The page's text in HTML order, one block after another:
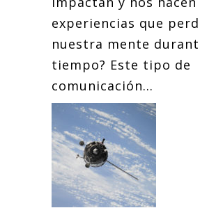
experiencias que
nuestra mente
tiempo? Este tipo de
comunicación...